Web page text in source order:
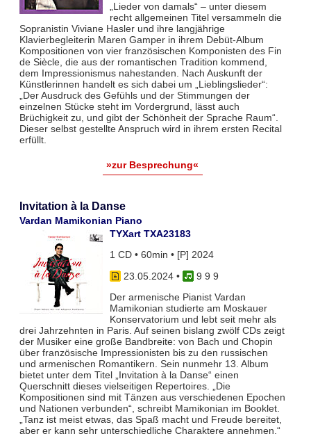
„Lieder von damals“ – unter diesem
recht allgemeinen Titel versammeln die
Sopranistin Viviane Hasler und ihre langjährige
Klavierbegleiterin Maren Gamper in ihrem Debüt-Album
Kompositionen von vier französischen Komponisten des Fin
de Siècle, die aus der romantischen Tradition kommend,
dem Impressionismus nahestanden. Nach Auskunft der
Künstlerinnen handelt es sich dabei um „Lieblingslieder“:
„Der Ausdruck des Gefühls und der Stimmungen der
einzelnen Stücke steht im Vordergrund, lässt auch
Brüchigkeit zu, und gibt der Schönheit der Sprache Raum“.
Dieser selbst gestellte Anspruch wird in ihrem ersten Recital
erfüllt.
»zur Besprechung«
Invitation à la Danse
Vardan Mamikonian Piano
TYXart TXA23183
1 CD • 60min • [P] 2024
23.05.2024•
9 9 9
Der armenische Pianist Vardan
Mamikonian studierte am Moskauer
Konservatorium und lebt seit mehr als
drei Jahrzehnten in Paris. Auf seinen bislang zwölf CDs zeigt
der Musiker eine große Bandbreite: von Bach und Chopin
über französische Impressionisten bis zu den russischen
und armenischen Romantikern. Sein nunmehr 13. Album
bietet unter dem Titel „Invitation à la Danse“ einen
Querschnitt dieses vielseitigen Repertoires. „Die
Kompositionen sind mit Tänzen aus verschiedenen Epochen
und Nationen verbunden“, schreibt Mamikonian im Booklet.
„Tanz ist meist etwas, das Spaß macht und Freude bereitet,
aber er kann sehr unterschiedliche Charaktere annehmen.“